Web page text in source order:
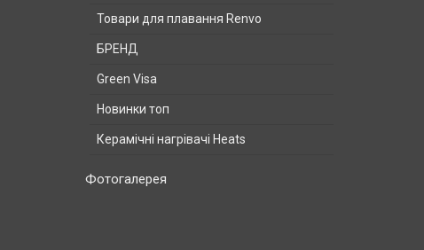
Товари для плавання Renvo
БРЕНД
Green Visa
Новинки топ
Керамічні нагрівачі Heats
Фотогалерея